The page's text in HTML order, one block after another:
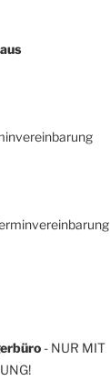
- NUR MIT